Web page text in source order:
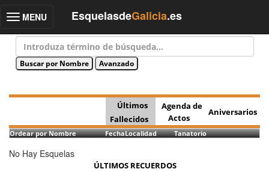
Toggle
MENU EsquelasdeGalicia.es
Últimos
Fallecidos
Agenda de
Actos
Aniversarios
Ordear por Nombre FechaLocalidad Tanatorio
No Hay Esquelas
ÚLTIMOS RECUERDOS